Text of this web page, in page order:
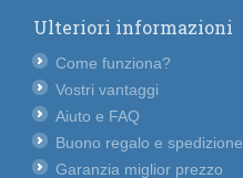
Ulteriori informazioni
Come funziona?
Vostri vantaggi
Aiuto e FAQ
Buono regalo e spedizione
Garanzia miglior prezzo